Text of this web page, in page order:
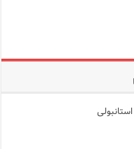
کامل در سال 2026